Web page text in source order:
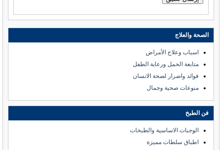
الصحة والعلاج
اسباب وعلاج الأمراض
متابعة الحمل ورعاية الطفل
فوائد واضرار لصحة الانسان
منوعات صحية وجمال
فن الطبخ
الوجبات الاساسية والطبخات
اطباق سلطات مميزة